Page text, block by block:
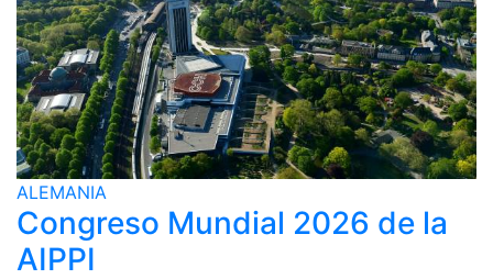
ALEMANIA
Congreso Mundial 2026 de la
AIPPI